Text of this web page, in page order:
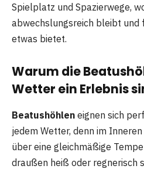
Spielplatz und Spazierwege,
abwechslungsreich bleibt
etwas bietet.
Warum die
Wetter ein Erlebnis
Beatushöhlen eignen sich
jedem Wetter, denn im
über eine gleichmäßige
draußen heiß oder regnerisch